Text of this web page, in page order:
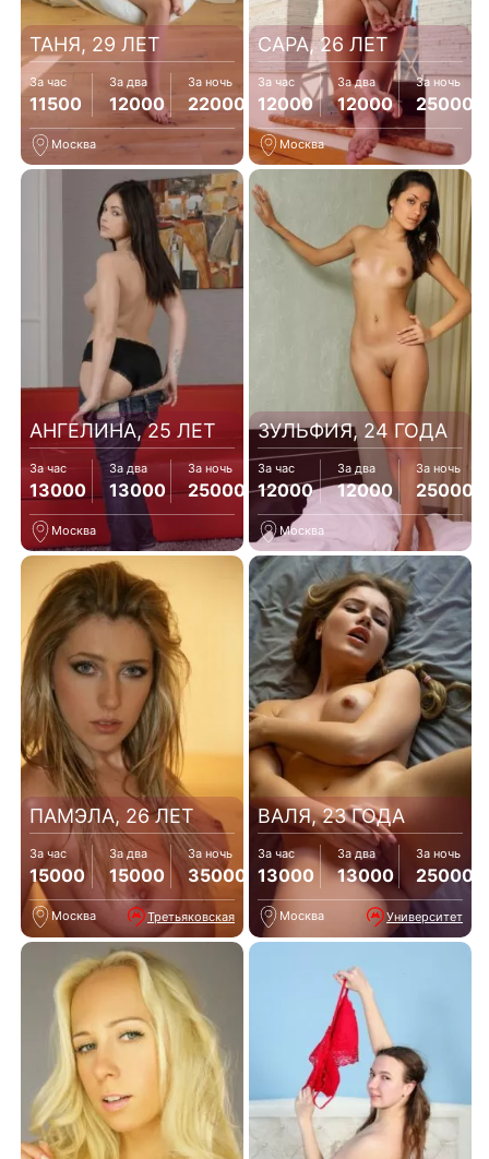
ТАНЯ, 29 ЛЕТ
За час
11500
За два
12000
За ночь
22000
Москва
САРА, 26 ЛЕТ
За час
12000
За два
12000
За ночь
25000
Москва
АНГЕЛИНА, 25 ЛЕТ
За час
13000
За два
13000
За ночь
25000
Москва
ЗУЛЬФИЯ, 24 ГОДА
За час
12000
За два
12000
За ночь
25000
Москва
ПАМЭЛА, 26 ЛЕТ
За час
15000
За два
15000
За ночь
35000
Москва Третьяковская
ВАЛЯ, 23 ГОДА
За час
13000
За два
13000
За ночь
25000
Москва Университет